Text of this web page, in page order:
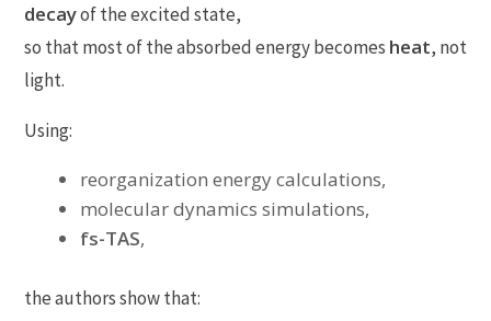
decayof the excited state,
so that most of the absorbed energy becomes heat, not
light.
Using:
reorganization energy calculations,
molecular dynamics simulations,
fs-TAS,
the authors show that: